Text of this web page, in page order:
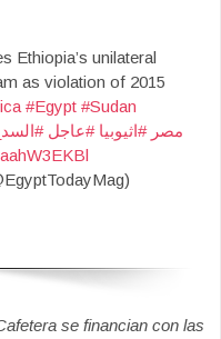
Ethiopia’s unilateral
as violation of 2015
#Egypt #Sudan
#مصر #اثيوبيا #عاجل
se financian con las